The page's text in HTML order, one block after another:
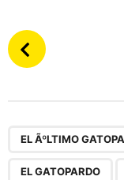
P
o
EL ÃºLTIMO
EL GATOPARDO